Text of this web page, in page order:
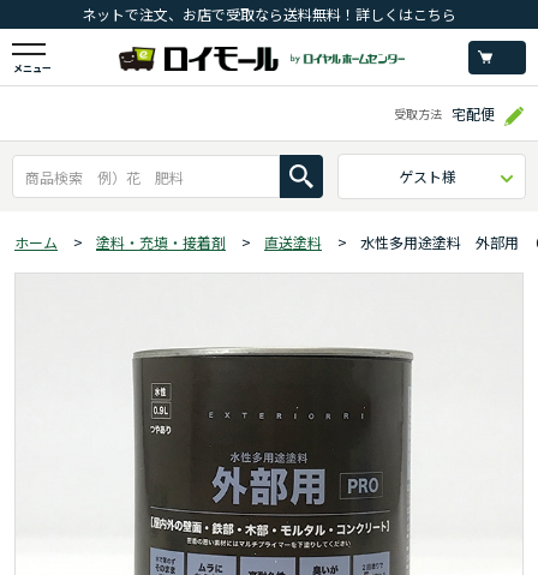
ネットで注文、お店で受取なら送料無料！詳しくはこちら
メニュー
受取方法 宅配便
ゲスト様
ホーム > 塗料・充填・接着剤 > 直送塗料 > 水性多用途塗料 外部用